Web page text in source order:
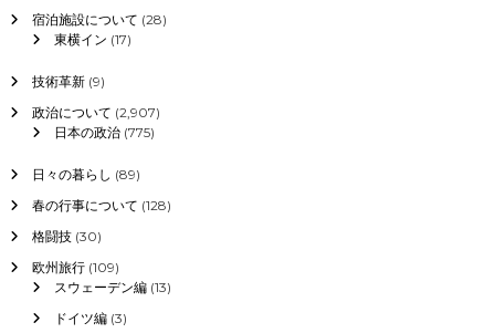
宿泊施設について (28)
東横イン (17)
技術革新(9)
政治について (2,907)
日本の政治(775)
日々の暮らし (89)
春の行事について (128)
格闘技(30)
欧州旅行(109)
スウェーデン編(13)
ドイツ編(3)